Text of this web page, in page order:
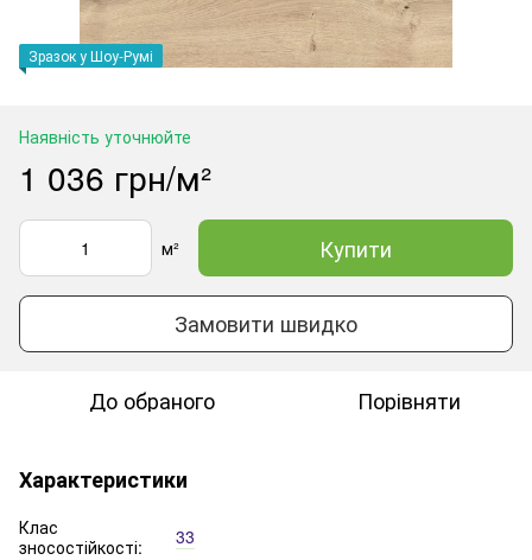
Зразок у Шоу-Румі
Наявність уточнюйте
1 036 грн/м²
м² Купити
Замовити швидко
До обраного Порівняти
Характеристики
Клас
зносостійкості:
33